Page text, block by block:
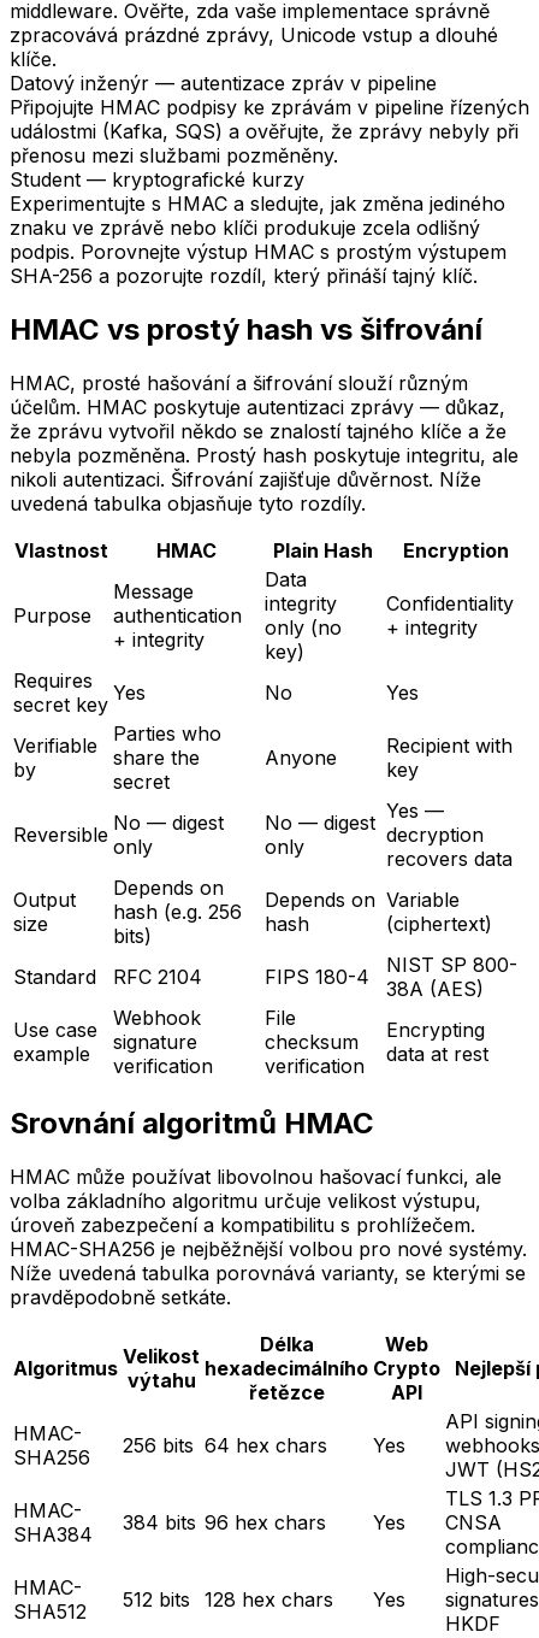
middleware. Ověřte, zda vaše implementace správně
zpracovává prázdné zprávy, Unicode vstup a dlouhé
klíče.
Datový inženýr — autentizace zpráv v pipeline
Připojujte HMAC podpisy ke zprávám v pipeline řízených
událostmi (Kafka, SQS) a ověřujte, že zprávy nebyly při
přenosu mezi službami pozměněny.
Student — kryptografické kurzy
Experimentujte s HMAC a sledujte, jak změna jediného
znaku ve zprávě nebo klíči produkuje zcela odlišný
podpis. Porovnejte výstup HMAC s prostým výstupem
SHA-256 a pozorujte rozdíl, který přináší tajný klíč.
HMAC vs prostý hash vs šifrování
HMAC, prosté hašování a šifrování slouží různým
účelům. HMAC poskytuje autentizaci zprávy — důkaz,
že zprávu vytvořil někdo se znalostí tajného klíče a že
nebyla pozměněna. Prostý hash poskytuje integritu, ale
nikoli autentizaci. Šifrování zajišťuje důvěrnost. Níže
uvedená tabulka objasňuje tyto rozdíly.
Vlastnost
HMAC Plain Hash Encryption
Purpose
Message
authentication
+ integrity
Data
integrity
only (no
key)
Confidentiality
+ integrity
Requires
secret key Yes No Yes
Verifiable
by
Parties who
share the
secret
Anyone
Recipient with
key
Reversible No — digest
only
No — digest
only
Yes —
decryption
recovers data
Output
size
Depends on
hash (e.g. 256
bits)
Depends on
hash
Variable
(ciphertext)
Standard RFC 2104 FIPS 180-4
NIST SP 800-
38A (AES)
Use case
example
Webhook
signature
verification
File
checksum
verification
Encrypting
data at rest
Srovnání algoritmů HMAC
HMAC může používat libovolnou hašovací funkci, ale
volba základního algoritmu určuje velikost výstupu,
úroveň zabezpečení a kompatibilitu s prohlížečem.
HMAC-SHA256 je nejběžnější volbou pro nové systémy.
Níže uvedená tabulka porovnává varianty, se kterými se
pravděpodobně setkáte.
Algoritmus Velikost
výtahu
Délka
hexadecimálního
řetězce
Web
Crypto
API
Nejlepší
HMAC-
SHA256
256 bits 64 hex chars Yes
API
JWT
HMAC-
SHA384
384 bits 96 hex chars Yes
TLS 1.3
CNSA
HMAC-
SHA512
512 bits 128 hex chars Yes
High-
HKDF